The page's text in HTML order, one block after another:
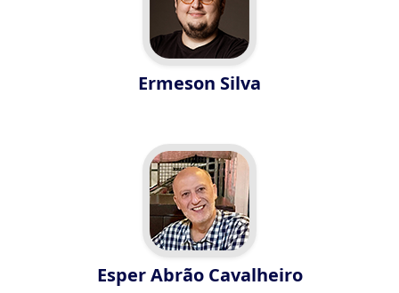
Ermeson Silva
Esper Abrão Cavalheiro